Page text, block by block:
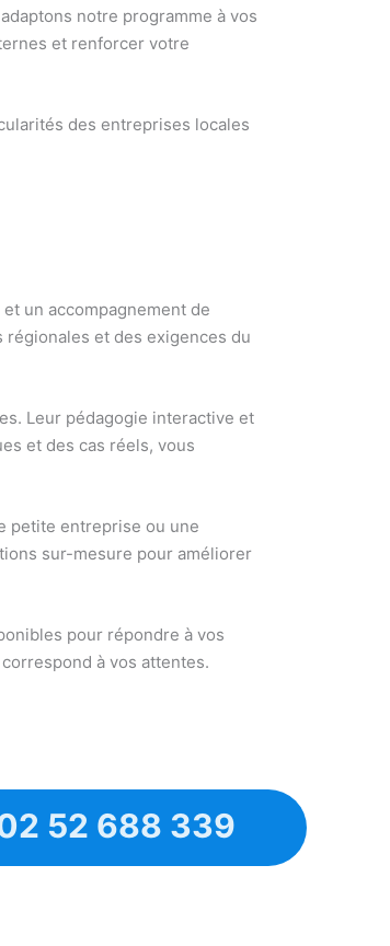
notre programme à vos
et renforcer votre
des entreprises locales
un accompagnement de
et des exigences du
Leur pédagogie interactive et
et des cas réels, vous
petite entreprise ou une
sur-mesure pour améliorer
pour répondre à vos
à vos attentes.
52 688 339